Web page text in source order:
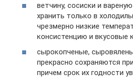
ветчину, сосиски и
хранить только в
чрезмерно низкие
консистенцию и вкусовые
сырокопченые,
прекрасно сохраняются
причем срок их годности